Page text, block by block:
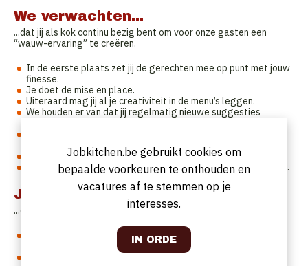
We verwachten...
...dat jij als kok continu bezig bent om voor onze gasten een
“wauw-ervaring” te creëren.
In de eerste plaats zet jij de gerechten mee op punt met jouw
finesse.
Je doet de mise en place.
Uiteraard mag jij al je creativiteit in de menu’s leggen.
We houden er van dat jij regelmatig nieuwe suggesties
gestructureerde manier je ding kan doen.
Je maakt mede de bestellingen op.
Na de dienst zorg je er mee voor dat je keuken weer proper is.
Jij bent...
...een M/V/X die smaakvol wil koken !
Je hebt de ambitie om op niveau te werken, de ambitie is
Diploma’s en leeftijd zijn van minder belang.
Jobkitchen.be gebruikt cookies om
bepaalde voorkeuren te onthouden en
vacatures af te stemmen op je
interesses.